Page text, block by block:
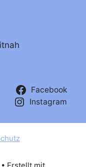
Facebook
Instagram